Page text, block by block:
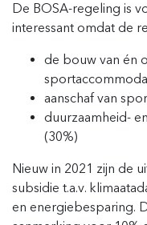
De BOSA-regeling is
interessant omdat de
de bouw van én
aanschaf van
duurzaamheid-
(30%)
Nieuw in 2021 zijn de
subsidie t.a.v.
en energiebesparing.